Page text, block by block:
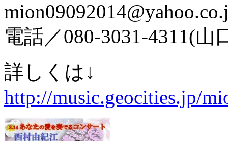
電話／080-3031-4311(山
詳しくは↓
http://music.geocities.jp/